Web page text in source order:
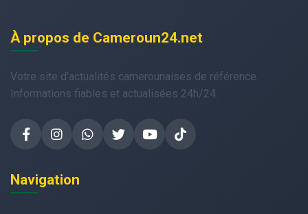
À propos de Cameroun24.net
Votre site d'actualités camerounaises de référence.
Informations fiables et actualisées 24h/24.
Navigation